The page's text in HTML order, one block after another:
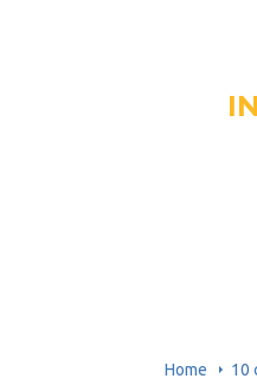
Home 10